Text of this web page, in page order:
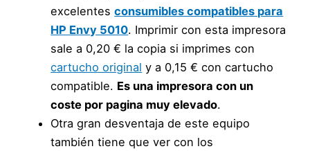
excelentesconsumibles compatibles para
HP Envy 5010. Imprimir con esta impresora
sale a 0,20 € la copia si imprimes con
cartucho original y a 0,15 € con cartucho
compatible. Es una impresora con un
coste por pagina muy elevado.
Otra gran desventaja de este equipo
también tiene que ver con los